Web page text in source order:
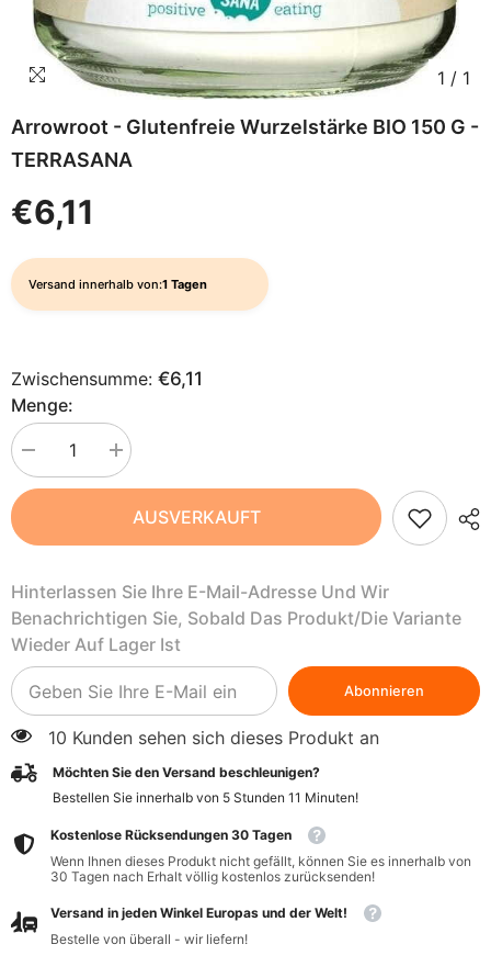
1 / 1
Arrowroot - Glutenfreie Wurzelstärke BIO 150 G -
TERRASANA
€6,11
Versand innerhalb von:1 Tagen
Zwischensumme: €6,11
Menge:
verringern
für
glutenfreie
150
-
TERRASANA
Menge
erhöhen
für
Arrowroot
150
-
TERRASANA
AUSVERKAUFT
Hinterlassen Sie Ihre E-Mail-Adresse Und Wir
Benachrichtigen Sie, Sobald Das Produkt/die Variante
Wieder Auf Lager Ist
Abonnieren
10 Kunden sehen sich dieses Produkt an
Möchten Sie den Versand beschleunigen?
Bestellen Sie innerhalb von 5 Stunden 11 Minuten!
Kostenlose Rücksendungen 30 Tagen
Wenn Ihnen dieses Produkt nicht gefällt, können Sie es innerhalb von
30 Tagen nach Erhalt völlig kostenlos zurücksenden!
Versand in jeden Winkel Europas und der Welt!
Bestelle von überall - wir liefern!